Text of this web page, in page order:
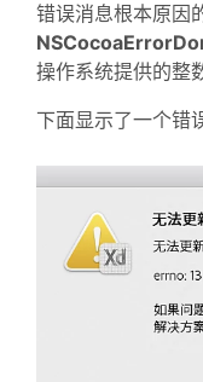
错误消息根本原因
操作系统提供的整
下面显示了一个错